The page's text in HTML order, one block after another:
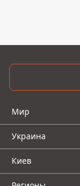
Мир
Украина
Киев